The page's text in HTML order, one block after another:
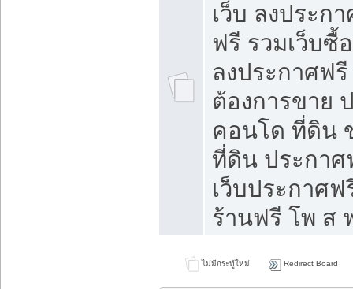
เว็บ ลงประก
ฟรี รวมเว็บซื้
ลงประกาศฟ
ต้องการขาย
คอนโด ที่ดิน
ที่ดิน ประกา
เว็บประกาศ
ร้านฟรี โพ ส
ไม่มีกระทู้ใหม่ Redirect Board